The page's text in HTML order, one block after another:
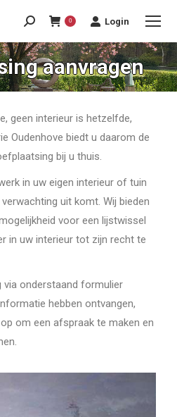
0 Login
aanvragen
geen interieur is hetzelfde,
Oudenhove biedt u daarom de
bij u thuis.
in uw eigen interieur of tuin
uit komt. Wij bieden
voor een lijstwissel
in uw interieur tot zijn recht te
via onderstaand formulier
hebben ontvangen,
om een afspraak te maken en